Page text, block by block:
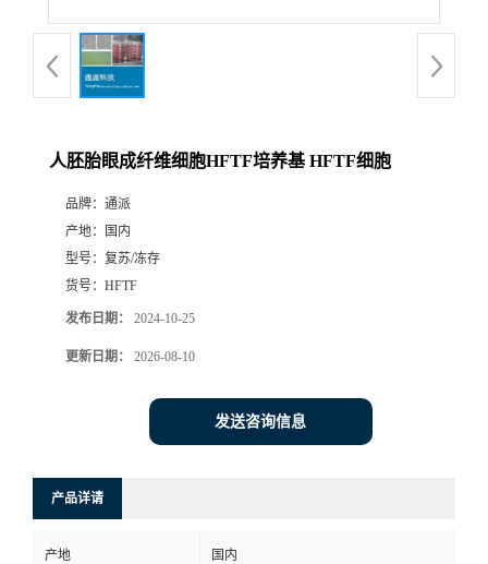
人胚胎眼成纤维细胞HFTF培养基 HFTF细胞
品牌： 通派
产地：
国内
型号： 复苏/冻存
货号： HFTF
发布日期： 2024-10-25
更新日期： 2026-08-10
发送咨询信息
产品详请
产地 国内